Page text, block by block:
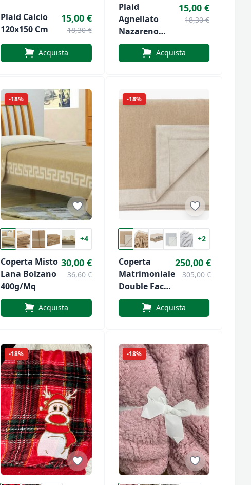
Plaid Calcio
120x150 Cm
15,00 €
18,30 €
Acquista
Plaid
Agnellato
Nazareno
Gabrielli Art.
Viviana
15,00 €
18,30 €
Acquista
-18%
+4
Coperta Misto
Lana Bolzano
400g/mq
30,00 €
36,60 €
Acquista
-18%
+2
Coperta
Matrimoniale
Double Face
In 100% Lana
Merinos
250,00 €
305,00 €
Acquista
-18% -18%